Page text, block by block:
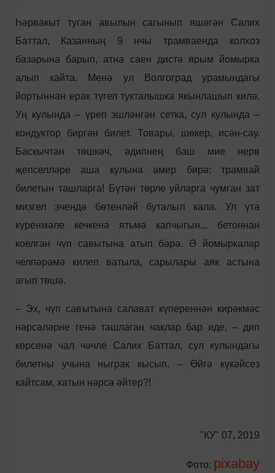
Һәрвакыт туган авылын сагынып яшәгән Салих
Баттал, Казанның 9 нчы трамваенда колхоз
базарына барып, атна саен дистә ярым йомырка
алып кайта. Менә ул Волгоград урамындагы
йортыннан ерак түгел тукталышка якынлашып килә.
Уң кулында – үреп эшләнгән сетка, сул кулында –
кондуктор биргән билет. Товары, шөкер, исән-сау.
Баскычтан төшкәч, әдипнең баш мие нерв
җепселләре аша кулына әмер бирә: трамвай
билетын ташларга! Бүтән төрле уйларга чумган зат
мизгел эчендә бөтенләй буталып кала. Ул үтә
күренмәле кечкенә ятьмә капчыгын... бетоннан
коелган чүп савытына атып бәрә. Ә йомыркалар
челпәрәмә килеп ватыла, сарылары аяк астына
агып төшә.
– Эх, чүп савытына салават күпереннән кирәкмәс
нәрсәләрне генә ташлаган чаклар бар иде, – дип
көрсенә чал чәчле Салих Баттал, сул кулындагы
билетны учына ныграк кысып. – Өйгә күкәйсез
кайтсам, хатын нәрсә әйтер?!
"КУ" 07, 2019
Фото: pixabay